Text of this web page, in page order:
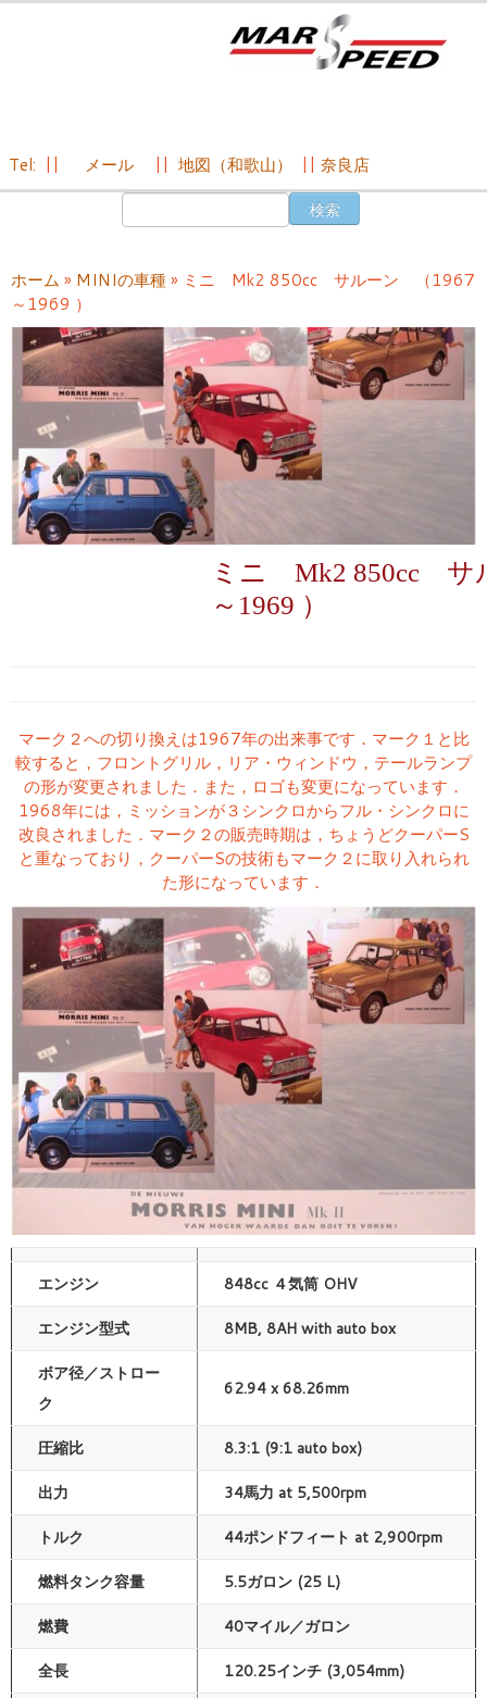
ン
へ
Tel: メール 地図（和歌山） 奈良店
ホーム » MINIの車種» ミニ Mk2 850cc サルーン （1967
～1969 ）
ミニ Mk2 850cc サ
～1969 ）
マーク２への切り換えは1967年の出来事です．マーク１と比
較すると，フロントグリル，リア・ウィンドウ，テールランプ
の形が変更されました．また，ロゴも変更になっています．
1968年には，ミッションが３シンクロからフル・シンクロに
改良されました．マーク２の販売時期は，ちょうどクーパーS
と重なっており，クーパーSの技術もマーク２に取り入れられ
た形になっています．
エンジン 848cc ４気筒 OHV
エンジン型式 8MB, 8AH with auto box
ボア径／ストロー
ク
62.94 x 68.26mm
圧縮比 8.3:1 (9:1 auto box)
出力 34馬力 at 5,500rpm
トルク 44ポンドフィート at 2,900rpm
燃料タンク容量 5.5ガロン (25 L)
燃費 40マイル／ガロン
全長 120.25インチ (3,054mm)